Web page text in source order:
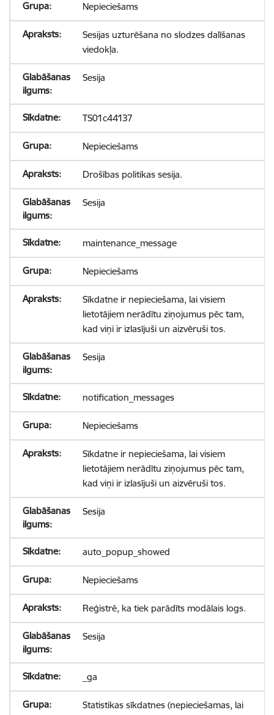
Nepieciešams
Sesijas uzturēšana no slodzes dalīšanas
viedokļa.
Sesija
TS01c44137
Nepieciešams
Drošības politikas sesija.
Sesija
maintenance_message
Nepieciešams
Sīkdatne ir nepieciešama, lai visiem
lietotājiem nerādītu ziņojumus pēc tam,
kad viņi ir izlasījuši un aizvēruši tos.
Sesija
notification_messages
Nepieciešams
Sīkdatne ir nepieciešama, lai visiem
lietotājiem nerādītu ziņojumus pēc tam,
kad viņi ir izlasījuši un aizvēruši tos.
Sesija
auto_popup_showed
Nepieciešams
Reģistrē, ka tiek parādīts modālais logs.
Sesija
_ga
Statistikas sīkdatnes (nepieciešamas, lai